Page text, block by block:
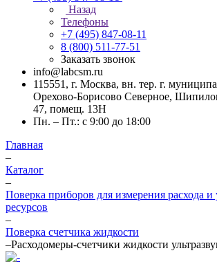
Назад
Телефоны
+7 (495) 847-08-11
8 (800) 511-77-51
Заказать звонок
info@labcsm.ru
115551, г. Москва, вн. тер. г.
Орехово-Борисово Северное,
47, помещ. 13Н
Пн. – Пт.: с 9:00 до 18:00
Главная
–
Каталог
–
Поверка приборов для измерения расхода и
ресурсов
–
Поверка счетчика жидкости
–Расходомеры-счетчики жидкости